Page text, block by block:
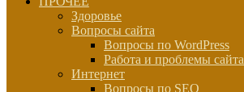
Здоровье
Вопросы сайта
Вопросы по WordPress
Работа и проблемы сайта
Интернет
Вопросы по SEO